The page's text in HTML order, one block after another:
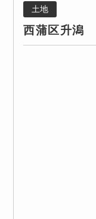
土地
西蒲区升潟